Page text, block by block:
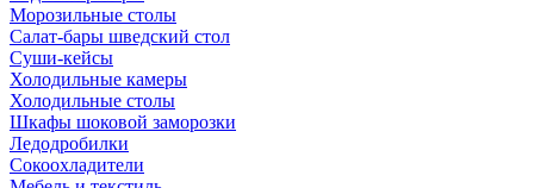
Морозильные столы
Салат-бары шведский стол
Суши-кейсы
Холодильные камеры
Холодильные столы
Шкафы шоковой заморозки
Ледодробилки
Сокоохладители